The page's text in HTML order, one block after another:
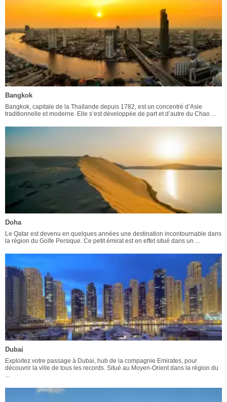
Bangkok
Bangkok, capitale de la Thaïlande depuis 1782, est un concentré d’Asie
traditionnelle et moderne. Elle s’est développée de part et d’autre du Chao ...
Doha
Le Qatar est devenu en quelques années une destination incontournable dans
la région du Golfe Persique. Ce petit émirat est en effet situé dans un ...
Dubai
Exploitez votre passage à Dubai, hub de la compagnie Emirates, pour
découvrir la ville de tous les records. Situé au Moyen-Orient dans la région du
...